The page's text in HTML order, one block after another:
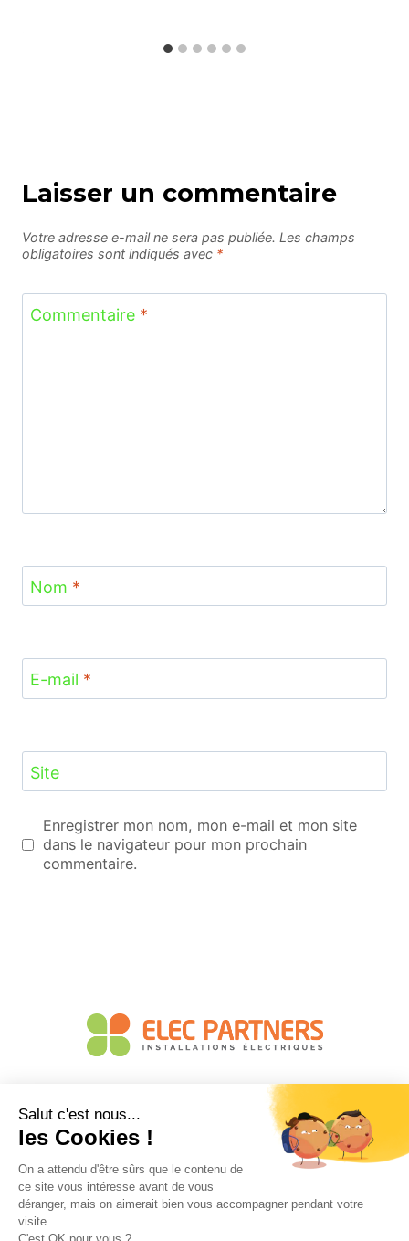
Laisser un commentaire
Votre adresse e-mail ne sera pas publiée. Les champs
obligatoires sont indiqués avec *
Commentaire *
Nom *
E-mail *
Site
Enregistrer mon nom, mon e-mail et mon site
dans le navigateur pour mon prochain
commentaire.
Elec Partners 38
Elec Partners 74
Green Energy Partners
Mentions légales